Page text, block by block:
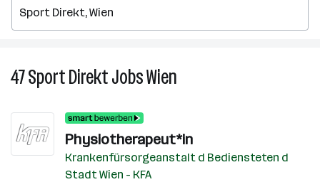
47Sport DirektJobsWien
in
Wien
Physiotherapeut*in
Krankenfürsorgeanstalt d Bediensteten d
Stadt Wien - KFA